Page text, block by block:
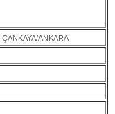
ANKARA